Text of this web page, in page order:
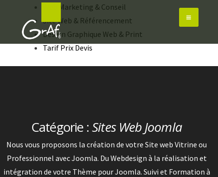
content
Web Marketing & Conseil
Site Web & Référencement
Design Graphique Web & Print
Tarif Prix Devis
Catégorie :Sites Web Joomla
Nous vous proposons la création de votre Site web Vitrine ou
Professionnel avec Joomla. Du Webdesign à la réalisation et
intégration de votre Thème pour Joomla. Suivi et Formation à